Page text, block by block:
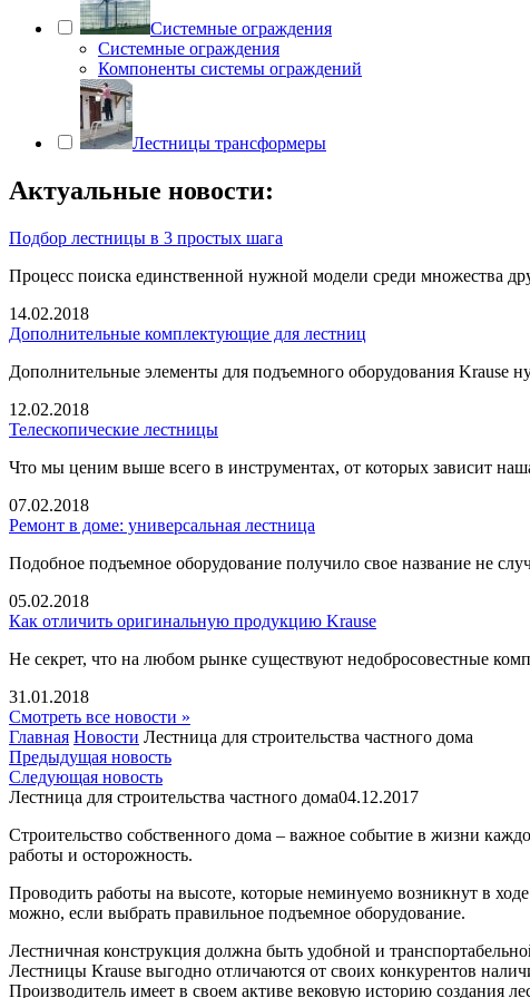
Системные ограждения
Системные ограждения
Компоненты системы ограждений
Лестницы трансформеры
Актуальные новости:
Подбор лестницы в 3 простых шага
Процесс поиска единственной нужной модели среди множества
14.02.2018
Дополнительные комплектующие для лестниц
Дополнительные элементы для подъемного оборудования Krause
12.02.2018
Телескопические лестницы
Что мы ценим выше всего в инструментах, от которых зависит
07.02.2018
Ремонт в доме: универсальная лестница
Подобное подъемное оборудование получило свое название не
05.02.2018
Как отличить оригинальную продукцию Krause
Не секрет, что на любом рынке существуют недобросовестные
31.01.2018
Смотреть все новости »
Главная Новости Лестница для строительства частного дома
Предыдущая новость
Следующая новость
Лестница для строительства частного дома04.12.2017
Строительство собственного дома – важное событие в жизни
работы и осторожность.
Проводить работы на высоте, которые неминуемо возникнут в
можно, если выбрать правильное подъемное оборудование.
Лестничная конструкция должна быть удобной и
Лестницы Krause выгодно отличаются от своих конкурентов
Производитель имеет в своем активе вековую историю создания